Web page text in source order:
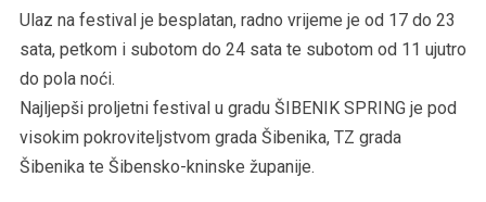
Ulaz na festival je besplatan, radno vrijeme je od 17 do 23
sata, petkom i subotom do 24 sata te subotom od 11 ujutro
do pola noći.
Najljepši proljetni festival u gradu ŠIBENIK SPRING je pod
visokim pokroviteljstvom grada Šibenika, TZ grada
Šibenika te Šibensko-kninske županije.